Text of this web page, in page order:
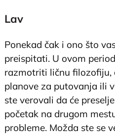
Lav
Ponekad čak i ono što
preispitati. U ovom
razmotriti ličnu filozofiju,
planove za putovanja ili
ste verovali da će
početak na drugom
probleme. Možda ste se